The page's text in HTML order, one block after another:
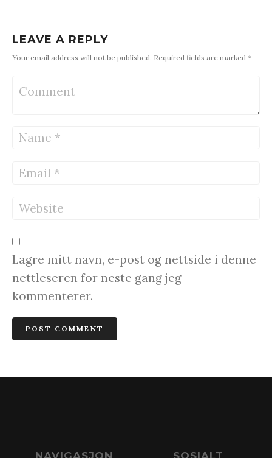
LEAVE A REPLY
Your email address will not be published. Required fields are marked *
Lagre mitt navn, e-post og nettside i denne
nettleseren for neste gang jeg
kommenterer.
NAVIGASJON SOSIALT